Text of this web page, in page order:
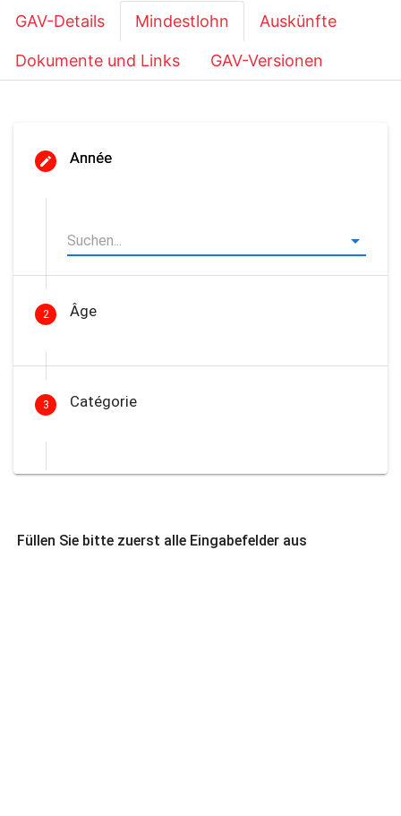
GAV-Details Mindestlohn Auskünfte
Dokumente und Links GAV-Versionen
Année
2 Âge
3 Catégorie
Füllen Sie bitte zuerst alle Eingabefelder aus